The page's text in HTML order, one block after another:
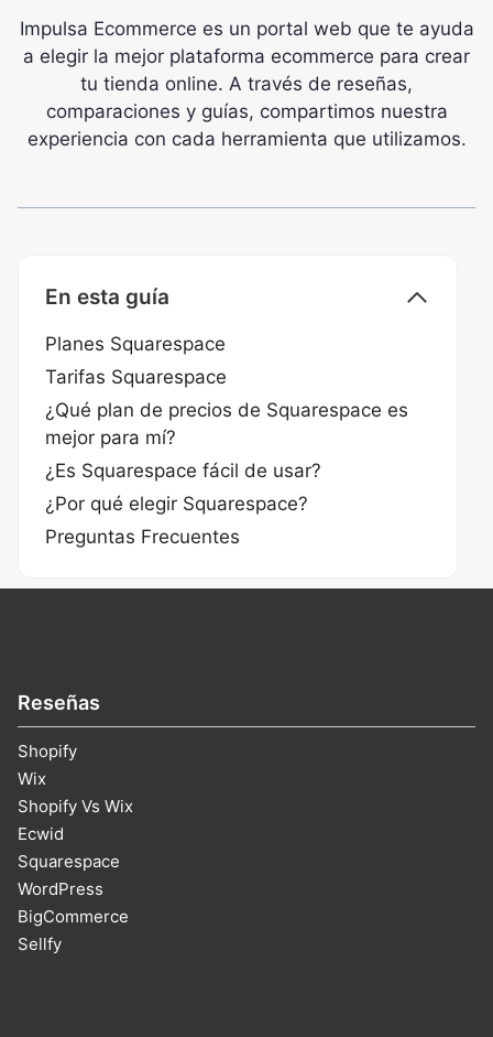
Impulsa Ecommerce es un portal web que te ayuda
a elegir la mejor plataforma ecommerce para crear
tu tienda online. A través de reseñas,
comparaciones y guías, compartimos nuestra
experiencia con cada herramienta que utilizamos.
En esta guía
Planes Squarespace
Tarifas Squarespace
¿Qué plan de precios de Squarespace es
mejor para mí?
¿Es Squarespace fácil de usar?
¿Por qué elegir Squarespace?
Preguntas Frecuentes
Reseñas
Shopify
Wix
Shopify Vs Wix
Ecwid
Squarespace
WordPress
BigCommerce
Sellfy